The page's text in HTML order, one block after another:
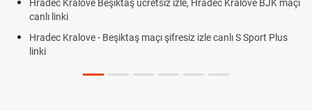
Kralove Beşiktaş ücretsiz izle, Hradec Kralove BJK maçı
linki
Kralove - Beşiktaş maçı şifresiz izle canlı S Sport Plus